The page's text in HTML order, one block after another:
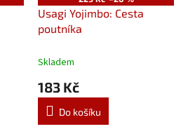
Usagi Yojimbo: Cesta
poutníka
Skladem
183 Kč
Do košíku